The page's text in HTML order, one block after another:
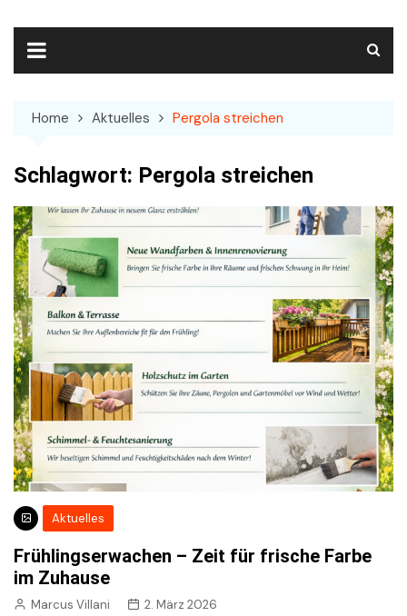
content
Home Aktuelles Pergola streichen
Schlagwort: Pergola streichen
Aktuelles
Frühlingserwachen – Zeit für frische Farbe
im Zuhause
Marcus Villani 2. März 2026